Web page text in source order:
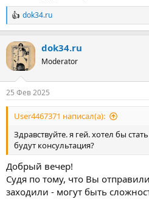
Р
е
к
ц
и
dok34.ru
dok34.ru
Moderator
25 Фев 2025
User4467371 написал(а):
Здравствуйте. я гей. хотел бы
будут консультация?
Добрый вечер!
Судя по тому, что Вы
заходили - могут быть